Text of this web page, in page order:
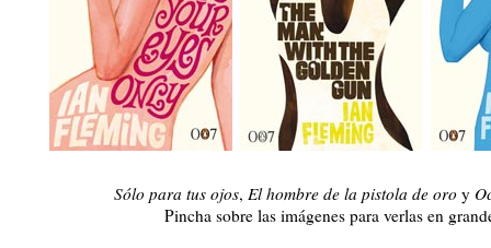
Sólo para tus ojos, El hombre de la pistola de oroy
Pincha sobre las imágenes para verlas en